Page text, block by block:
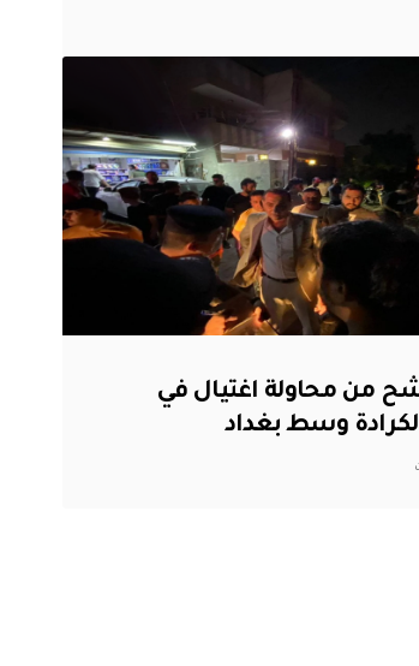
من محاولة اغتيال في
وسط بغداد